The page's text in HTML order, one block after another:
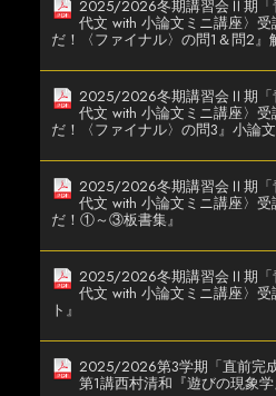
2025/2026冬期講習会Ⅱ期「
代文 with 小論文ミニ講座〉
だ！〈ファイナル〉の問1＆問2』
2025/2026冬期講習会Ⅱ期「
代文 with 小論文ミニ講座〉
だ！〈ファイナル〉の問3』小論
2025/2026冬期講習会Ⅱ期「
代文 with 小論文ミニ講座〉
だ！①～③板書集』
2025/2026冬期講習会Ⅱ期「
代文 with 小論文ミニ講座〉
ト』
2025/2026第3学期「直前完
第1講西村清和『遊びの現象学